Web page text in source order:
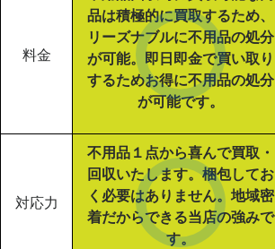
料金
品は積極的に買取するため、
リーズナブルに不用品の処分
が可能。即日即金で買い取り
するためお得に不用品の処分
が可能です。
対応力
不用品１点から喜んで買取・
回収いたします。梱包してお
く必要はありません。地域密
着だからできる当店の強みで
す。